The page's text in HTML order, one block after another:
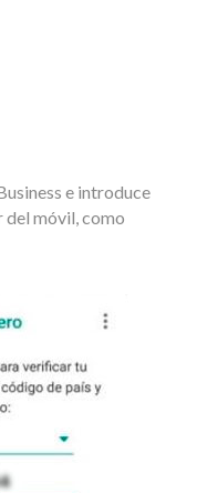
e introduce
del móvil, como